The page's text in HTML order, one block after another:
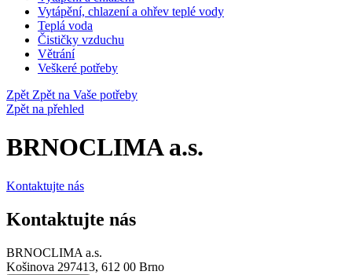
Vytápění, chlazení a ohřev teplé vody
Teplá voda
Čističky vzduchu
Větrání
Veškeré potřeby
Zpět Zpět na Vaše potřeby
Zpět na přehled
BRNOCLIMA a.s.
Kontaktujte nás
Kontaktujte nás
BRNOCLIMA a.s.
Košinova 297413, 612 00 Brno